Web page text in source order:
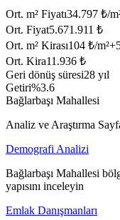
Ort. m² Fiyatı34.797 ₺/
Ort. Fiyat5.671.911 ₺
Ort. m² Kirası104 ₺/m²+
Ort. Kira11.936 ₺
Geri dönüş süresi28 yıl
Getiri%3.6
Bağlarbaşı Mahallesi
Analiz ve Araştırma
Demografi Analizi
Bağlarbaşı Mahallesi
yapısını inceleyin
Emlak Danışmanları